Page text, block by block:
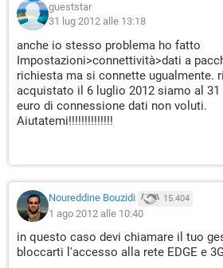
gueststar
31 lug 2012 alle 13:18
anche io stesso problema ho fatto
Impostazioni>connettività>dati a
richiesta ma si connette ugualmente.
acquistato il 6 luglio 2012 siamo al
euro di connessione dati non voluti.
Aiutatemi!!!!!!!!!!!!!!
Noureddine Bouzidi 15.404
1 ago 2012 alle 10:40
in questo caso devi chiamare il tuo
bloccarti l'accesso alla rete EDGE e 3G